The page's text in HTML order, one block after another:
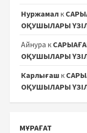
Нуржамал к
ОҚУШЫЛАРЫ
Айнура к
ОҚУШЫЛАРЫ
Карлығаш к
ОҚУШЫЛАРЫ
МҰРАҒАТ